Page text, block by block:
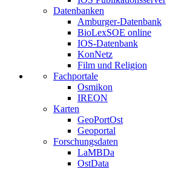
Datenbanken
Amburger-Datenbank
BioLexSOE online
IOS-Datenbank
KonNetz
Film und Religion
Fachportale
Osmikon
IREON
Karten
GeoPortOst
Geoportal
Forschungsdaten
LaMBDa
OstData